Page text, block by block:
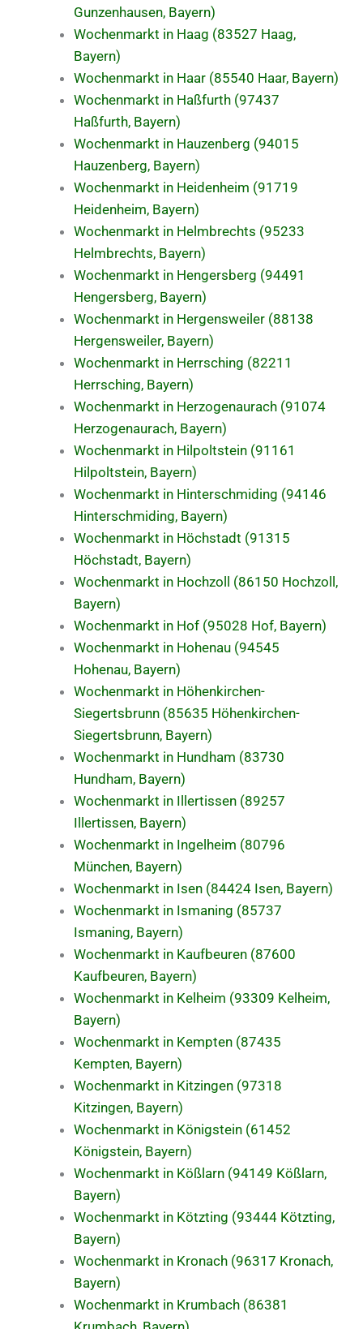
Gunzenhausen, Bayern)
Wochenmarkt in Haag (83527 Haag,
Bayern)
Wochenmarkt in Haar (85540 Haar, Bayern)
Wochenmarkt in Haßfurth (97437
Haßfurth, Bayern)
Wochenmarkt in Hauzenberg (94015
Hauzenberg, Bayern)
Wochenmarkt in Heidenheim (91719
Heidenheim, Bayern)
Wochenmarkt in Helmbrechts (95233
Helmbrechts, Bayern)
Wochenmarkt in Hengersberg (94491
Hengersberg, Bayern)
Wochenmarkt in Hergensweiler (88138
Hergensweiler, Bayern)
Wochenmarkt in Herrsching (82211
Herrsching, Bayern)
Wochenmarkt in Herzogenaurach (91074
Herzogenaurach, Bayern)
Wochenmarkt in Hilpoltstein (91161
Hilpoltstein, Bayern)
Wochenmarkt in Hinterschmiding (94146
Hinterschmiding, Bayern)
Wochenmarkt in Höchstadt (91315
Höchstadt, Bayern)
Wochenmarkt in Hochzoll (86150 Hochzoll,
Bayern)
Wochenmarkt in Hof (95028 Hof, Bayern)
Wochenmarkt in Hohenau (94545
Hohenau, Bayern)
Wochenmarkt in Höhenkirchen-
Siegertsbrunn (85635 Höhenkirchen-
Siegertsbrunn, Bayern)
Wochenmarkt in Hundham (83730
Hundham, Bayern)
Wochenmarkt in Illertissen (89257
Illertissen, Bayern)
Wochenmarkt in Ingelheim (80796
München, Bayern)
Wochenmarkt in Isen (84424 Isen, Bayern)
Wochenmarkt in Ismaning (85737
Ismaning, Bayern)
Wochenmarkt in Kaufbeuren (87600
Kaufbeuren, Bayern)
Wochenmarkt in Kelheim (93309 Kelheim,
Bayern)
Wochenmarkt in Kempten (87435
Kempten, Bayern)
Wochenmarkt in Kitzingen (97318
Kitzingen, Bayern)
Wochenmarkt in Königstein (61452
Königstein, Bayern)
Wochenmarkt in Kößlarn (94149 Kößlarn,
Bayern)
Wochenmarkt in Kötzting (93444 Kötzting,
Bayern)
Wochenmarkt in Kronach (96317 Kronach,
Bayern)
Wochenmarkt in Krumbach (86381